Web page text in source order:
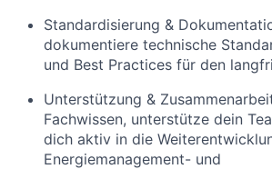
Standardisierung &
dokumentiere technische
und Best Practices für den
Unterstützung &
Fachwissen, unterstütze dein
dich aktiv in die
Energiemanagement- und